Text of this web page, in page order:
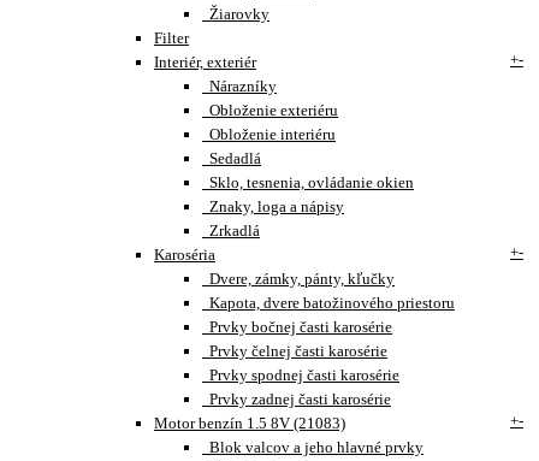
Žiarovky
Filter
Interiér, exteriér
+-
Nárazníky
Obloženie exteriéru
Obloženie interiéru
Sedadlá
Sklo, tesnenia, ovládanie okien
Znaky, loga a nápisy
Zrkadlá
Karoséria
+-
Dvere, zámky, pánty, kľučky
Kapota, dvere batožinového priestoru
Prvky bočnej časti karosérie
Prvky čelnej časti karosérie
Prvky spodnej časti karosérie
Prvky zadnej časti karosérie
Motor benzín 1.5 8V (21083)
+-
Blok valcov a jeho hlavné prvky